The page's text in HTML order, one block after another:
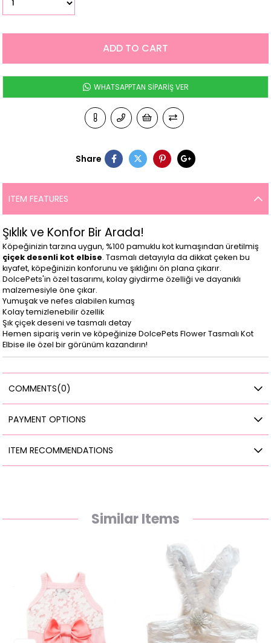
WHATSAPPTAN SİPARİŞ VER
Share
ITEM FEATURES
Şıklık ve Konfor Bir Arada!
Köpeğinizin tarzına uygun, %100 pamuklu kot kumaşından üretilmiş
çiçek desenli kot elbise. Tasmalı detayıyla da dikkat çeken bu
kıyafet, köpeğinizin konforunu ve şıklığını ön plana çıkarır.
DolcePets'in özel tasarımı, kolay giydirme özelliği ve dayanıklı
malzemesiyle öne çıkar.
Yumuşak ve nefes alabilen kumaş
Kolay temizlenebilir özellik
Şık çiçek deseni ve tasmalı detay
Hemen sipariş verin ve köpeğinize DolcePets Flower Tasmalı Kot
Elbise ile özel bir görünüm kazandırın!
COMMENTS(0)
PAYMENT OPTIONS
ITEM RECOMMENDATIONS
Similar Items